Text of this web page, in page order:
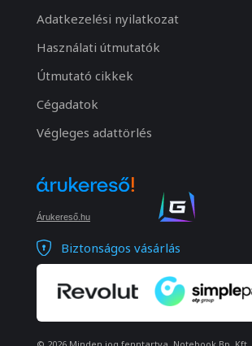
Adatkezelési nyilatkozat
Használati útmutatók
Útmutató cikkek
Cégadatok
Végleges adattörlés
Árukereső.hu
Biztonságos vásárlás